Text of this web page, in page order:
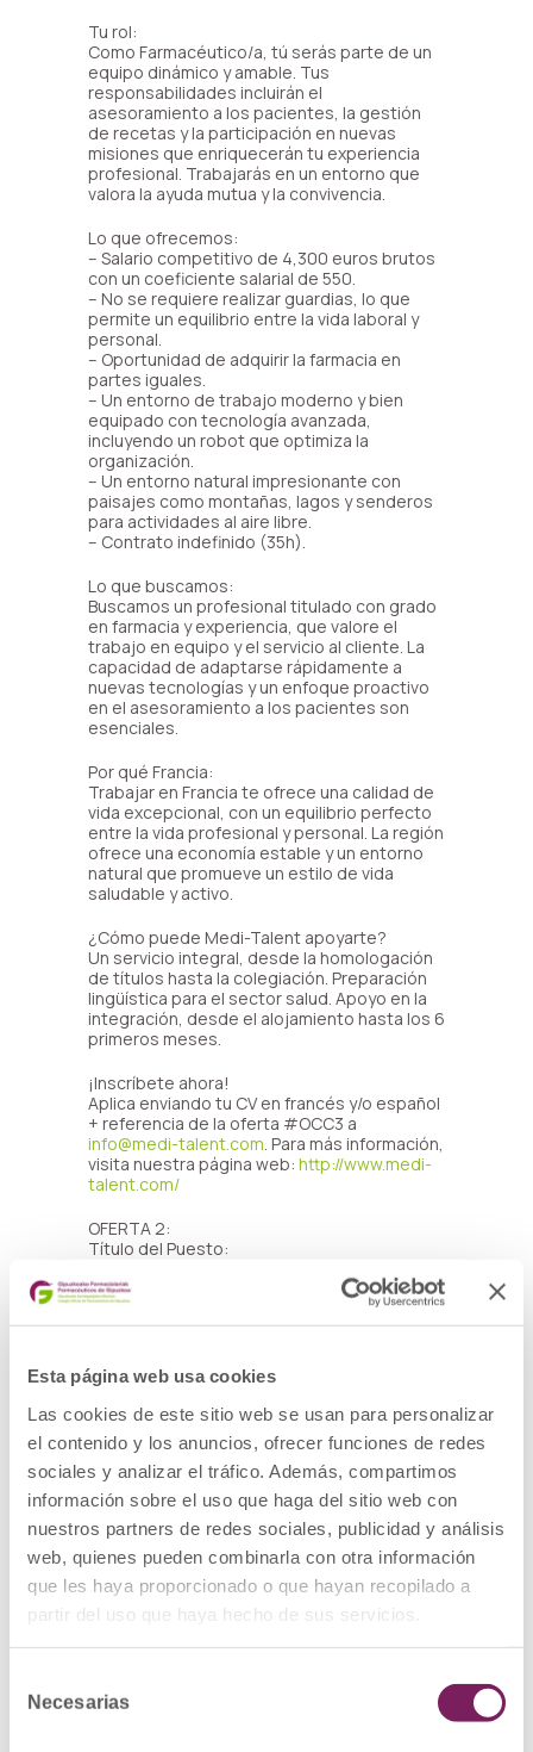
Esta página web usa cookies
Las cookies de este sitio web se usan para personalizar
el contenido y los anuncios, ofrecer funciones de redes
sociales y analizar el tráfico. Además, compartimos
información sobre el uso que haga del sitio web con
nuestros partners de redes sociales, publicidad y análisis
web, quienes pueden combinarla con otra información
que les haya proporcionado o que hayan recopilado a
partir del uso que haya hecho de sus servicios.
Necesarias
Tu rol:
Como Farmacéutico/a, tú serás parte de un
equipo dinámico y amable. Tus
responsabilidades incluirán el
asesoramiento a los pacientes, la gestión
de recetas y la participación en nuevas
misiones que enriquecerán tu experiencia
profesional. Trabajarás en un entorno que
valora la ayuda mutua y la convivencia.
Lo que ofrecemos:
– Salario competitivo de 4,300 euros brutos
con un coeficiente salarial de 550.
– No se requiere realizar guardias, lo que
permite un equilibrio entre la vida laboral y
personal.
– Oportunidad de adquirir la farmacia en
partes iguales.
– Un entorno de trabajo moderno y bien
equipado con tecnología avanzada,
incluyendo un robot que optimiza la
organización.
– Un entorno natural impresionante con
paisajes como montañas, lagos y senderos
para actividades al aire libre.
– Contrato indefinido (35h).
Lo que buscamos:
Buscamos un profesional titulado con grado
en farmacia y experiencia, que valore el
trabajo en equipo y el servicio al cliente. La
capacidad de adaptarse rápidamente a
nuevas tecnologías y un enfoque proactivo
en el asesoramiento a los pacientes son
esenciales.
Por qué Francia:
Trabajar en Francia te ofrece una calidad de
vida excepcional, con un equilibrio perfecto
entre la vida profesional y personal. La región
ofrece una economía estable y un entorno
natural que promueve un estilo de vida
saludable y activo.
¿Cómo puede Medi-Talent apoyarte?
Un servicio integral, desde la homologación
de títulos hasta la colegiación. Preparación
lingüística para el sector salud. Apoyo en la
integración, desde el alojamiento hasta los 6
primeros meses.
¡Inscríbete ahora!
Aplica enviando tu CV en francés y/o español
+ referencia de la oferta #OCC3 a
info@medi-talent.com. Para más información,
visita nuestra página web: http://www.medi-
talent.com/
OFERTA 2:
Título del Puesto:
Somos una farmacia moderna y dinámica,
de trabajo y nuestro compromiso con el
servicio al cliente. Ofrecemos servicios
innovadores como teleconsulta,
vacunaciones y pruebas, y nos
especializamos en micro-nutrición, entre
otros.
Tu Rol:
Como Farmacéutico/a, tú serás una parte
esencial de nuestro equipo, apoyando en la
gestión diaria de la farmacia, asistiendo en la
preparación y dispensación de
medicamentos, y ofreciendo un servicio al